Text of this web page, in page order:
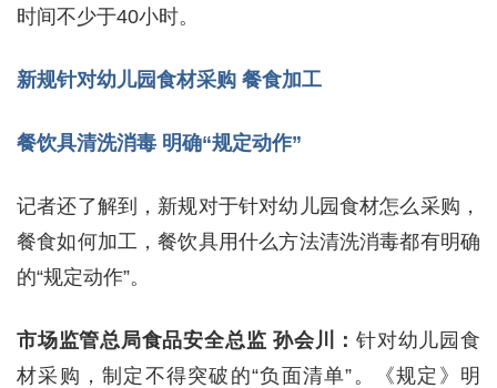
时间不少于40小时。
新规针对幼儿园食材采购 餐食加工
餐饮具清洗消毒 明确“规定动作”
记者还了解到，新规对于针对幼儿园食材怎么采购，
餐食如何加工，餐饮具用什么方法清洗消毒都有明确
的“规定动作”。
市场监管总局食品安全总监 孙会川：针对幼儿园食
材采购，制定不得突破的“负面清单”。《规定》明